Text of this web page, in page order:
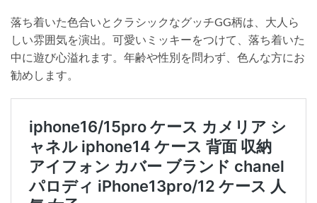
落ち着いた色合いとクラシックなグッチGG柄は、大人ら
しい雰囲気を演出。可愛いミッキーをつけて、落ち着いた
中に遊び心溢れます。年齢や性別を問わず、色んな方にお
勧めします。